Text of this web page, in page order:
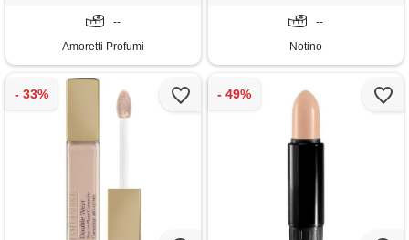
--
Amoretti Profumi
--
Notino